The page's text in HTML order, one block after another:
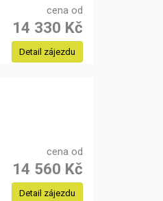
cena od
14 330 Kč
Detail zájezdu
cena od
14 560 Kč
Detail zájezdu